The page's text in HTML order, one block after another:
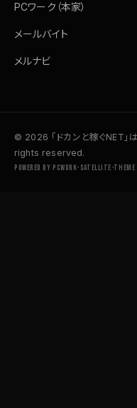
PCワーク（本家）
メールバイト
メルナビ
© 2026 「ドカンと稼ぐNET」
rights reserved.
Powered by pcwork-satellite-theme